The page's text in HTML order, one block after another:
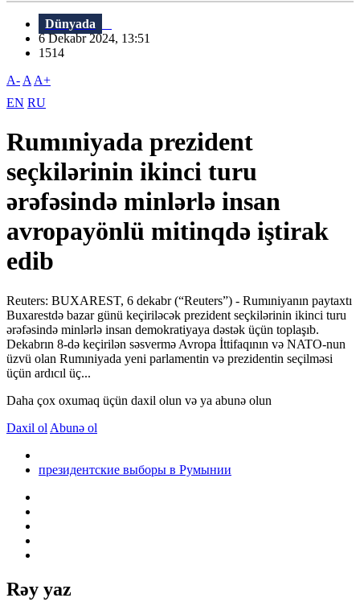
Dünyada
6 Dekabr 2024, 13:51
1514
A- A A+
EN RU
Rumıniyada prezident
seçkilərinin ikinci turu
ərəfəsində minlərlə insan
avropayönlü mitinqdə iştirak
edib
Reuters: BUXAREST, 6 dekabr (“Reuters”) - Rumıniyanın paytaxtı
Buxarestdə bazar günü keçiriləcək prezident seçkilərinin ikinci turu
ərəfəsində minlərlə insan demokratiyaya dəstək üçün toplaşıb.
Dekabrın 8-də keçirilən səsvermə Avropa İttifaqının və NATO-nun
üzvü olan Rumıniyada yeni parlamentin və prezidentin seçilməsi
üçün ardıcıl üç...
Daha çox oxumaq üçün daxil olun və ya abunə olun
Daxil ol Abunə ol
президентские выборы в Румынии
Rəy yaz